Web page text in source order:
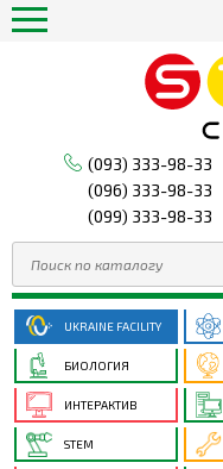
(093) 333-98-33
(096) 333-98-33
(099) 333-98-33
UKRAINE FACILITY
БИОЛОГИЯ
ИНТЕРАКТИВ
STEM